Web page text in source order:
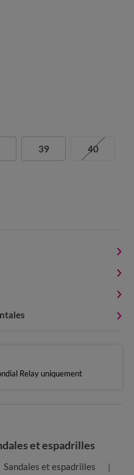
39 40
Relay uniquement
et espadrilles
Sandales et espadrilles